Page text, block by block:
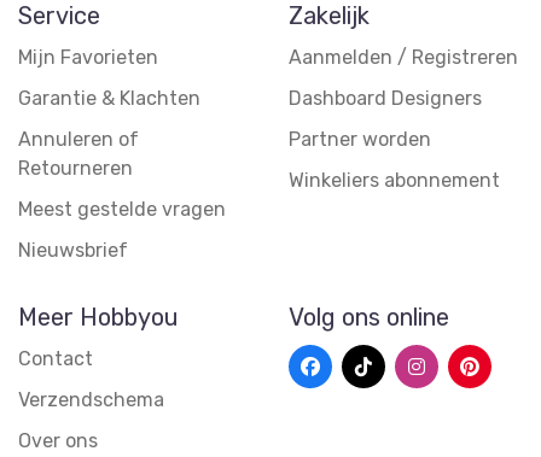
Service
Mijn Favorieten
Garantie & Klachten
Annuleren of
Retourneren
Meest gestelde vragen
Nieuwsbrief
Zakelijk
Aanmelden / Registreren
Dashboard Designers
Partner worden
Winkeliers abonnement
Meer Hobbyou
Contact
Verzendschema
Over ons
Volg ons online